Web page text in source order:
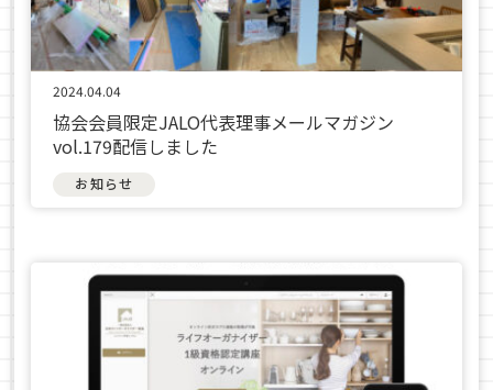
2024.04.04
協会会員限定JALO代表理事メールマガジン
vol.179配信しました
お知らせ